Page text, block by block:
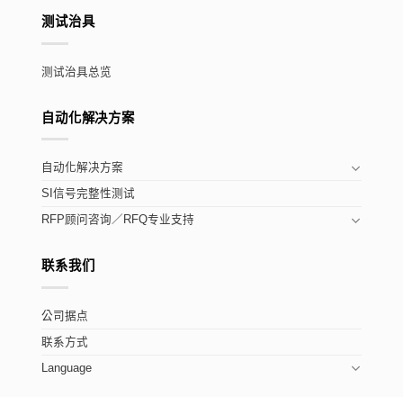
测试治具
测试治具总览
自动化解决方案
自动化解决方案
SI信号完整性测试
RFP顾问咨询／RFQ专业支持
联系我们
公司据点
联系方式
Language